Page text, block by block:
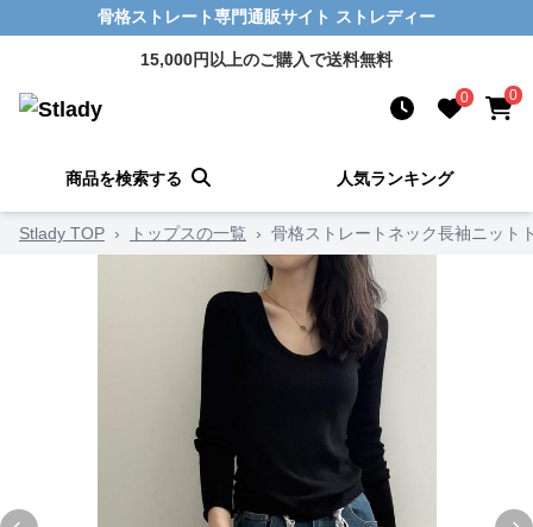
骨格ストレート専門通販サイト ストレディー
15,000円以上のご購入で送料無料
0 0
商品を検索する 人気ランキング
Stlady TOP › トップスの一覧 › 骨格ストレートネック長袖ニット